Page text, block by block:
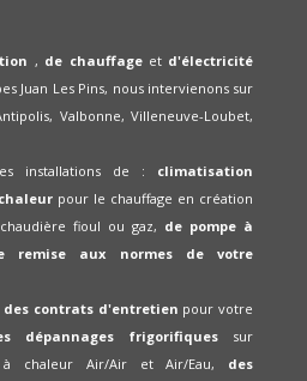
, de chauffageet d'électricité
Juan Les Pins, nous intervienons sur
Valbonne, Villeneuve-Loubet,
installations de : climatisation
pour le chauffage en création
fioul ou gaz, de pompe à
remise aux normes de votre
des contrats d'entretien pour votre
dépannages frigorifiquessur
chaleur Air/Air et Air/Eau, des